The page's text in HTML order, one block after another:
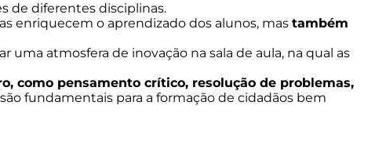
de diferentes disciplinas.
enriquecem o aprendizado dos alunos, mas também
uma atmosfera de inovação na sala de aula, na qual as
como pensamento crítico, resolução de problemas,
fundamentais para a formação de cidadãos bem